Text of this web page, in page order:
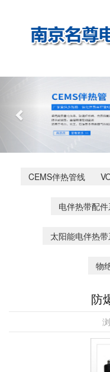
CEMS伴热管线
电伴热带配
太阳能电伴热
物
防
浏